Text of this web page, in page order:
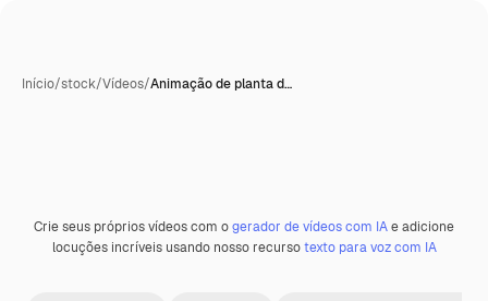
Início/stock/Vídeos/Animação de planta d…
PremiumGerada com IA
Crie seus próprios vídeos com ogerador de vídeos com IAe adicione
locuções incríveis usando nosso recursotexto para voz com IA